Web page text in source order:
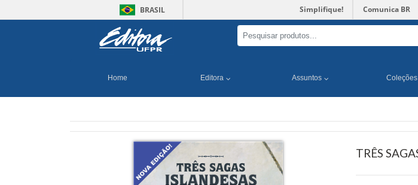
BRASIL Simplifique! Comunica BR
Home Editora Assuntos Coleções
TRÊS